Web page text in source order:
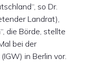
so Dr.
Landrat),
die Börde, stellte
bei der
in Berlin vor.